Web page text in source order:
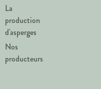
La
production
d'asperges
Nos
producteurs